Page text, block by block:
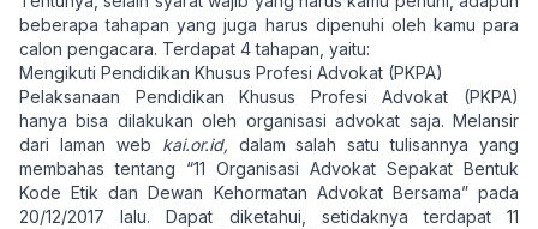
beberapa tahapan yang juga harus dipenuhi oleh kamu para
calon pengacara. Terdapat 4 tahapan, yaitu:
Mengikuti Pendidikan Khusus Profesi Advokat (PKPA)
Pelaksanaan Pendidikan Khusus Profesi Advokat (PKPA)
hanya bisa dilakukan oleh organisasi advokat saja. Melansir
dari laman web kai.or.id, dalam salah satu tulisannya yang
membahas tentang “11 Organisasi Advokat Sepakat Bentuk
Kode Etik dan Dewan Kehormatan Advokat Bersama” pada
20/12/2017 lalu. Dapat diketahui, setidaknya terdapat 11